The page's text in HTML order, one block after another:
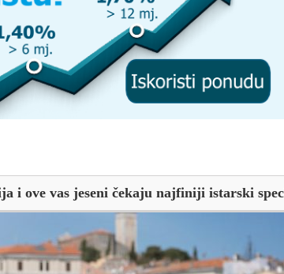
i ove vas jeseni čekaju najfiniji istarski